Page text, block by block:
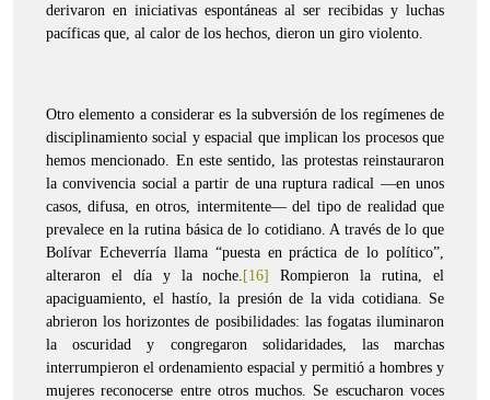
derivaron en iniciativas espontáneas al ser recibidas y luchas
pacíficas que, al calor de los hechos, dieron un giro violento.
Otro elemento a considerar es la subversión de los regímenes de
disciplinamiento social y espacial que implican los procesos que
hemos mencionado. En este sentido, las protestas reinstauraron
la convivencia social a partir de una ruptura radical —en unos
casos, difusa, en otros, intermitente— del tipo de realidad que
prevalece en la rutina básica de lo cotidiano. A través de lo que
Bolívar Echeverría llama “puesta en práctica de lo político”,
alteraron el día y la noche. [16]
Rompieron la rutina, el
apaciguamiento, el hastío, la presión de la vida cotidiana. Se
abrieron los horizontes de posibilidades: las fogatas iluminaron
la oscuridad y congregaron solidaridades, las marchas
interrumpieron el ordenamiento espacial y permitió a hombres y
mujeres reconocerse entre otros muchos. Se escucharon voces